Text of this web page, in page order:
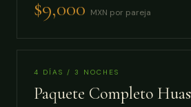
$9,000 MXN por pareja
4 DÍAS / 3 NOCHES
Paquete Completo